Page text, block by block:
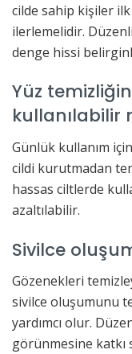
cilde sahip kişiler
ilerlemelidir.
denge hissi
Yüz
kullanılabilir
Günlük kullanım
cildi kurutmadan
hassas ciltlerde
azaltılabilir.
Sivilce
Gözenekleri
sivilce oluşumunu
yardımcı olur.
görünmesine katkı